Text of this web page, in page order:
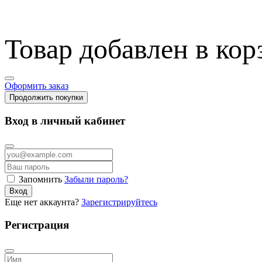
Товар добавлен в
Оформить заказ
Продолжить покупки
Вход в личный кабинет
Запомнить Забыли пароль?
Вход
Еще нет аккаунта? Зарегистрируйтесь
Регистрация